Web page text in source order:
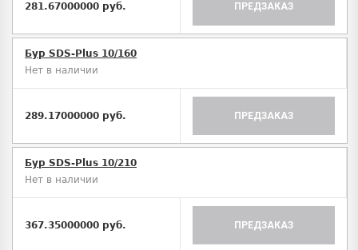
281.67000000 руб. ПРЕДЗАКАЗ
Бур SDS-Plus 10/160
Нет в наличии
289.17000000 руб. ПРЕДЗАКАЗ
Бур SDS-Plus 10/210
Нет в наличии
367.35000000 руб. ПРЕДЗАКАЗ